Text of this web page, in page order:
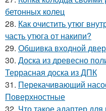
бетонных колец
28. Как очистить утюг
часть утюга от накипи?
29. Обшивка входной
30. Доска из древесно
Террасная доска из ДПК
31. Перекачивающий
Поверхностные
32. Что такое адаптер